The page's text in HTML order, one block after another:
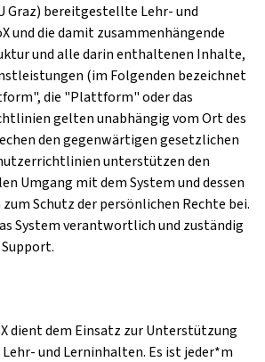
Graz) bereitgestellte Lehr- und
und die damit zusammenhängende
und alle darin enthaltenen Inhalte,
(im Folgenden bezeichnet
die "Plattform" oder das
gelten unabhängig vom Ort des
den gegenwärtigen gesetzlichen
unterstützen den
Umgang mit dem System und dessen
Schutz der persönlichen Rechte bei.
System verantwortlich und zuständig
dient dem Einsatz zur Unterstützung
und Lerninhalten. Es ist jeder*m